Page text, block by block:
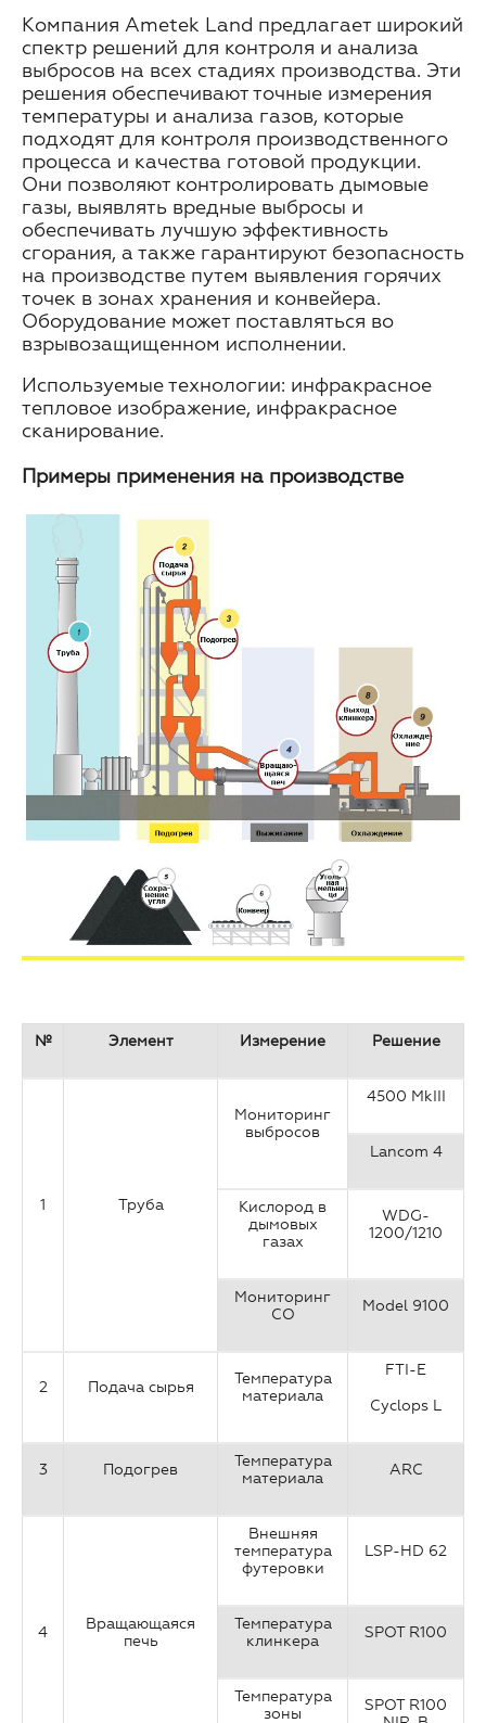
Компания Ametek Land предлагает широкий
спектр решений для контроля и анализа
выбросов на всех стадиях производства. Эти
решения обеспечивают точные измерения
температуры и анализа газов, которые
подходят для контроля производственного
процесса и качества готовой продукции.
Они позволяют контролировать дымовые
газы, выявлять вредные выбросы и
обеспечивать лучшую эффективность
сгорания, а также гарантируют безопасность
на производстве путем выявления горячих
точек в зонах хранения и конвейера.
Оборудование может поставляться во
взрывозащищенном исполнении.
Используемые технологии: инфракрасное
тепловое изображение, инфракрасное
сканирование.
Примеры применения на производстве
№ Элемент Измерение Решение
1 Труба
Мониторинг
выбросов
4500 MkIII
Lancom 4
Кислород в
дымовых
газах
WDG-
1200/1210
Мониторинг
СО
Model 9100
2 Подача сырья
Температура
материала
FTI-E
Cyclops L
3 Подогрев
Температура
материала
ARC
4
Вращающаяся
печь
Внешняя
температура
футеровки
LSP-HD 62
Температура
клинкера
SPOT R100
Температура
зоны
SPOT R100